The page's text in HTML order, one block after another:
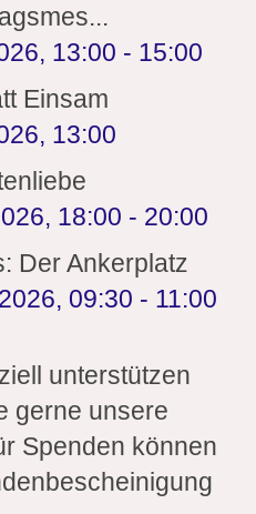
, 13:00 - 15:00
Einsam
, 13:00
, 18:00 - 20:00
Der Ankerplatz
, 09:30 - 11:00
unterstützen
gerne unsere
Spenden können